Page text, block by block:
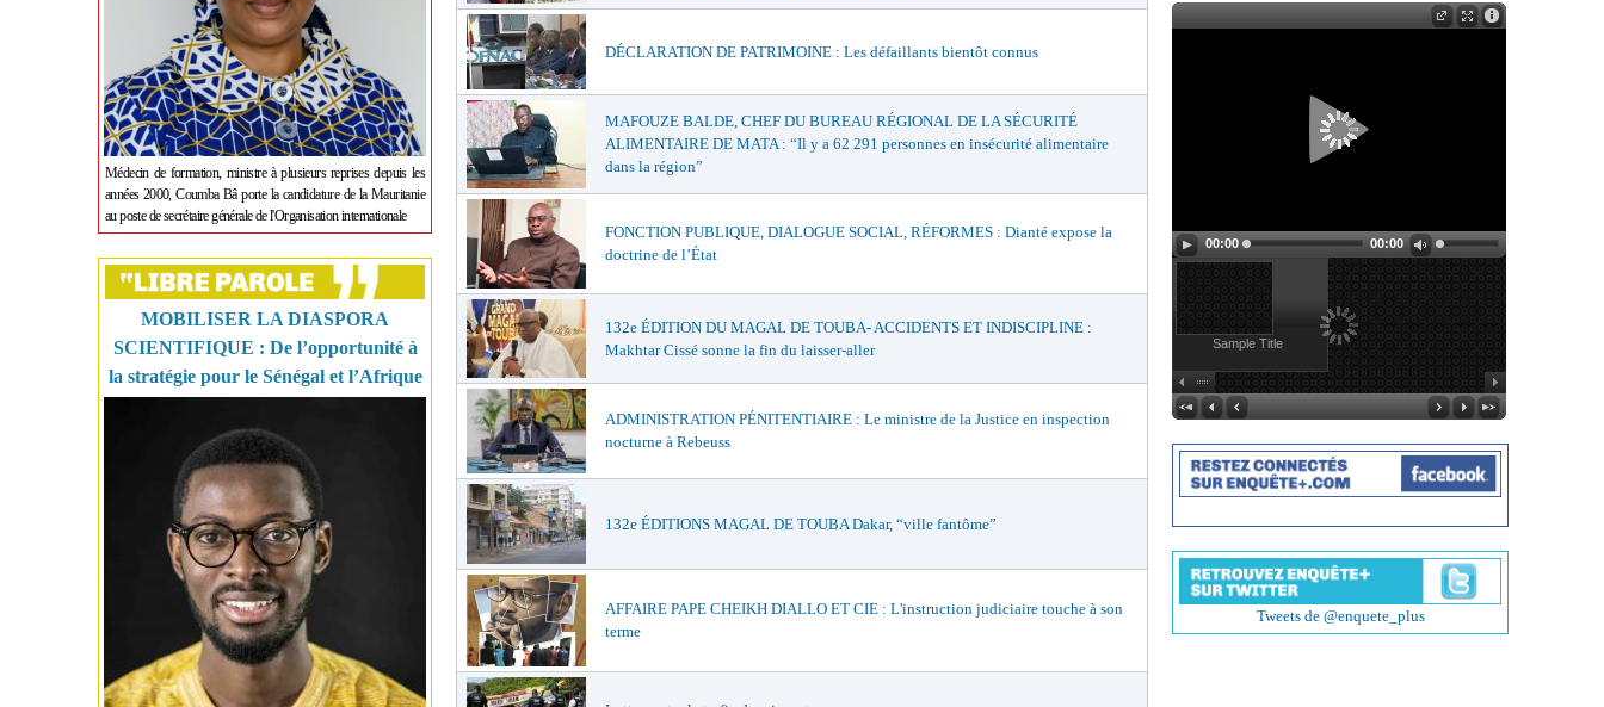
Médecin de formation, ministre à plusieurs reprises depuis les
années 2000, Coumba Bâ porte la candidature de la Mauritanie
au poste de secrétaire générale de l'Organisation internationale
MOBILISER LA DIASPORA
SCIENTIFIQUE : De l’opportunité à
la stratégie pour le Sénégal et l’Afrique
DÉCLARATION DE PATRIMOINE : Les défaillants bientôt connus
MAFOUZE BALDE, CHEF DU BUREAU RÉGIONAL DE LA SÉCURITÉ
ALIMENTAIRE DE MATA : “Il y a 62 291 personnes en insécurité alimentaire
dans la région”
FONCTION PUBLIQUE, DIALOGUE SOCIAL, RÉFORMES : Dianté expose la
doctrine de l’État
132e ÉDITION DU MAGAL DE TOUBA- ACCIDENTS ET INDISCIPLINE :
Makhtar Cissé sonne la fin du laisser-aller
ADMINISTRATION PÉNITENTIAIRE : Le ministre de la Justice en inspection
nocturne à Rebeuss
132e ÉDITIONS MAGAL DE TOUBA Dakar, “ville fantôme”
AFFAIRE PAPE CHEIKH DIALLO ET CIE : L'instruction judiciaire touche à son
terme
00:00 00:00
Sample Title
Tweets de @enquete_plus